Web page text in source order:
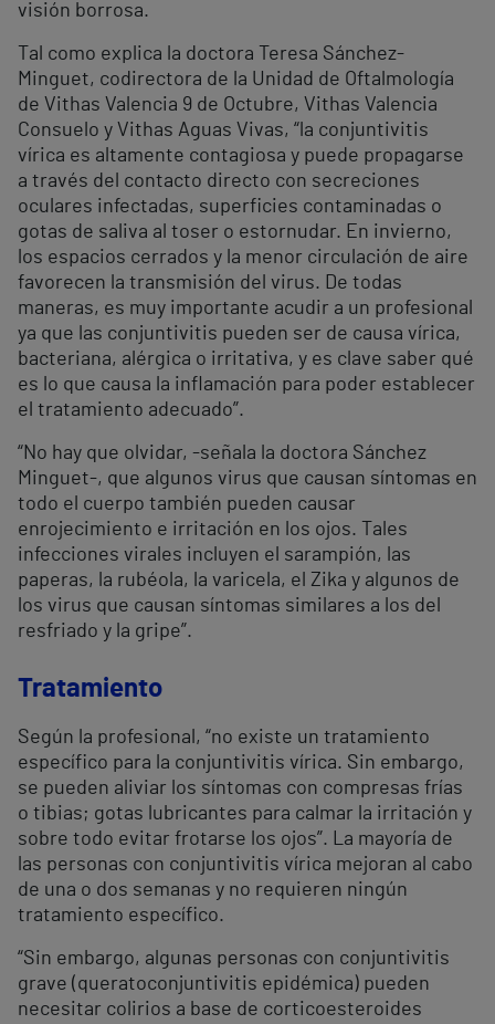
visión borrosa.
Tal como explica la doctora Teresa Sánchez-
Minguet, codirectora de la Unidad de Oftalmología
de Vithas Valencia 9 de Octubre, Vithas Valencia
Consuelo y Vithas Aguas Vivas, “la conjuntivitis
vírica es altamente contagiosa y puede propagarse
a través del contacto directo con secreciones
oculares infectadas, superficies contaminadas o
gotas de saliva al toser o estornudar. En invierno,
los espacios cerrados y la menor circulación de aire
favorecen la transmisión del virus. De todas
maneras, es muy importante acudir a un profesional
ya que las conjuntivitis pueden ser de causa vírica,
bacteriana, alérgica o irritativa, y es clave saber qué
es lo que causa la inflamación para poder establecer
el tratamiento adecuado”.
“No hay que olvidar, -señala la doctora Sánchez
Minguet-, que algunos virus que causan síntomas en
todo el cuerpo también pueden causar
enrojecimiento e irritación en los ojos. Tales
infecciones virales incluyen el sarampión, las
paperas, la rubéola, la varicela, el Zika y algunos de
los virus que causan síntomas similares a los del
resfriado y la gripe”.
Tratamiento
Según la profesional, “no existe un tratamiento
específico para la conjuntivitis vírica. Sin embargo,
se pueden aliviar los síntomas con compresas frías
o tibias; gotas lubricantes para calmar la irritación y
sobre todo evitar frotarse los ojos”. La mayoría de
las personas con conjuntivitis vírica mejoran al cabo
de una o dos semanas y no requieren ningún
tratamiento específico.
“Sin embargo, algunas personas con conjuntivitis
grave (queratoconjuntivitis epidémica) pueden
necesitar colirios a base de corticoesteroides